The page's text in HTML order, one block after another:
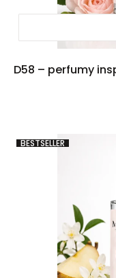
D58 – perfumy
BESTSELLER